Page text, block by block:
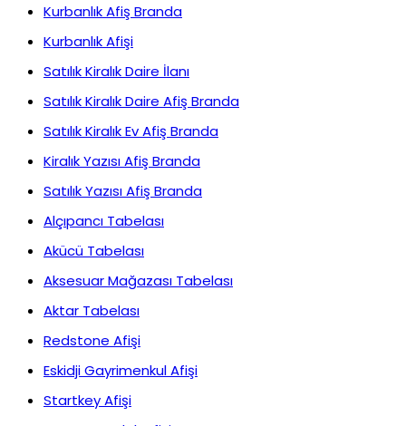
Kurbanlık Afiş Branda
Kurbanlık Afişi
Satılık Kiralık Daire İlanı
Satılık Kiralık Daire Afiş Branda
Satılık Kiralık Ev Afiş Branda
Kiralık Yazısı Afiş Branda
Satılık Yazısı Afiş Branda
Alçıpancı Tabelası
Akücü Tabelası
Aksesuar Mağazası Tabelası
Aktar Tabelası
Redstone Afişi
Eskidji Gayrimenkul Afişi
Startkey Afişi